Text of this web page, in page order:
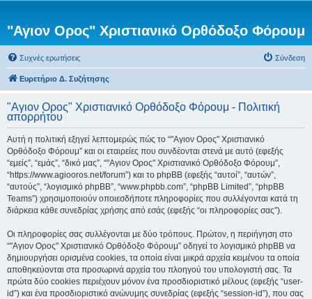
"Αγιον Ορος" Χριστιανικό Ορθόδοξο Φόρουμ
Συχνές ερωτήσεις Σύνδεση
Ευρετήριο Δ. Συζήτησης
"Αγιον Ορος" Χριστιανικό Ορθόδοξο Φόρουμ - Πολιτική
απορρήτου
Αυτή η πολιτική εξηγεί λεπτομερώς πώς το “"Αγιον Ορος" Χριστιανικό
Ορθόδοξο Φόρουμ” και οι εταιρείες που συνδέονται στενά με αυτό (εφεξής
“εμείς”, “εμάς”, “δικό μας”, “"Αγιον Ορος" Χριστιανικό Ορθόδοξο Φόρουμ”,
“https://www.agiooros.net/forum”) και το phpBB (εφεξής “αυτοί”, “αυτών”,
“αυτούς”, “λογισμικό phpBB”, “www.phpbb.com”, “phpBB Limited”, “phpBB
Teams”) χρησιμοποιούν οποιεσδήποτε πληροφορίες που συλλέγονται κατά τη
διάρκεια κάθε συνεδρίας χρήσης από εσάς (εφεξής “οι πληροφορίες σας”).
Οι πληροφορίες σας συλλέγονται με δύο τρόπους. Πρώτον, η περιήγηση στο
“"Αγιον Ορος" Χριστιανικό Ορθόδοξο Φόρουμ” οδηγεί το λογισμικό phpBB να
δημιουργήσει ορισμένα cookies, τα οποία είναι μικρά αρχεία κειμένου τα οποία
αποθηκεύονται στα προσωρινά αρχεία του πλοηγού του υπολογιστή σας. Τα
πρώτα δύο cookies περιέχουν μόνον ένα προσδιοριστικό μέλους (εφεξής “user-
id”) και ένα προσδιοριστικό ανώνυμης συνεδρίας (εφεξής “session-id”), που σας